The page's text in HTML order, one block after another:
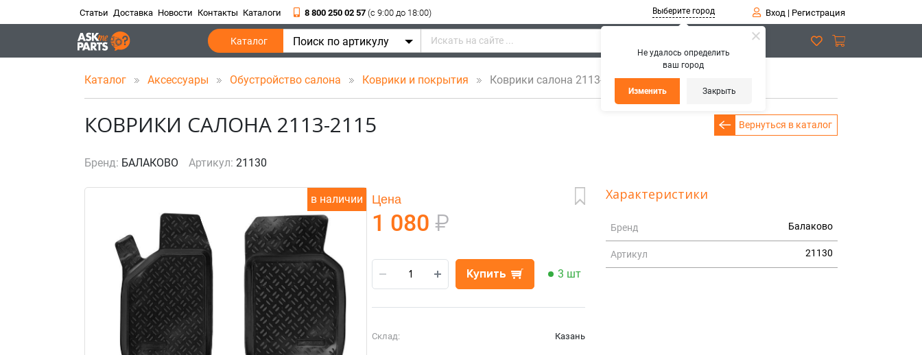
Не удалось определить
ваш город
Изменить Закрыть
Статьи Доставка Новости Контакты Каталоги 8 800 250 02 57 (c 9:00 до 18:00) Выберите город Вход| Регистрация
Каталог Поиск по артикулу
Каталог Аксессуары Обустройство салона Коврики и покрытия Коврики салона 2113-2115
Вернуться в каталог
КОВРИКИ САЛОНА 2113-2115
Бренд: БАЛАКОВО Артикул: 21130
в наличии Цена
1 080 ₽
Купить 3 шт
Склад: Казань
Характеристики
Бренд Балаково
Артикул 21130